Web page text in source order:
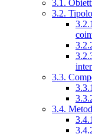
3.1.
3.2.
3.3.
3.4.